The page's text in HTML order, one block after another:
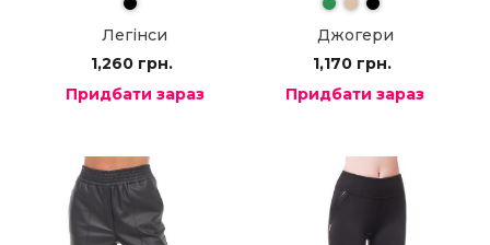
Легінси
1,260 грн.
Придбати зараз
Джогери
1,170 грн.
Придбати зараз